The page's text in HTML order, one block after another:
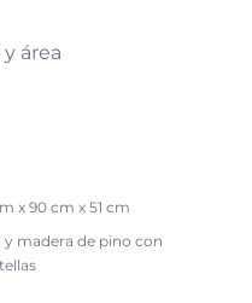
área
x 90 cm x 51 cm
y madera de pino con